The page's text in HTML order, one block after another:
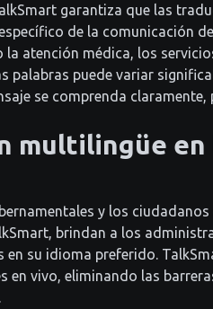
garantiza que las
de la comunicación
atención médica, los
palabras puede variar
se comprenda
multilingüe en
y los ciudadanos
brindan a los
su idioma preferido.
vivo, eliminando las